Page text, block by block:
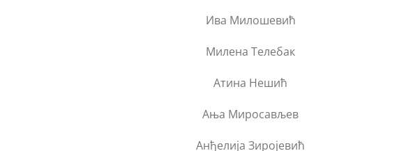
Ива Милошевић
Милена Телебак
Атина Нешић
Ања Миросављев
Анђелија Зиројевић